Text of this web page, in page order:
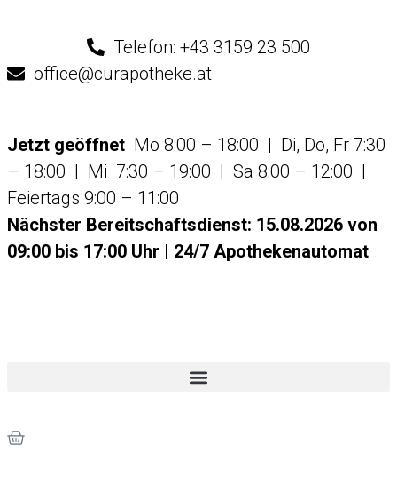
Telefon: +43 3159 23 500
office@curapotheke.at
Jetzt geöffnet Mo 8:00 – 18:00 | Di, Do, Fr 7:30
– 18:00 | Mi 7:30 – 19:00 | Sa 8:00 – 12:00 |
Feiertags 9:00 – 11:00
Nächster Bereitschaftsdienst: 15.08.2026 von
09:00 bis 17:00 Uhr | 24/7 Apothekenautomat